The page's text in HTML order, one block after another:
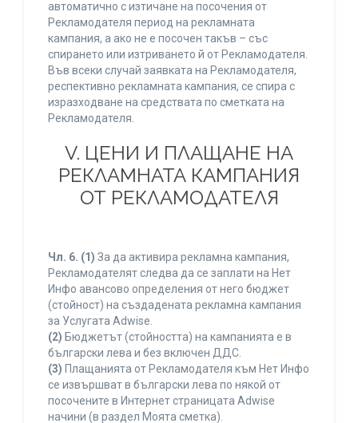
автоматично с изтичане на посочения от
Рекламодателя период на рекламната
кампания, а ако не е посочен такъв – със
спирането или изтриването й от Рекламодателя.
Във всеки случай заявката на Рекламодателя,
респективно рекламната кампания, се спира с
изразходване на средствата по сметката на
Рекламодателя.
V. ЦЕНИ И ПЛАЩАНЕ НА
РЕКЛАМНАТА КАМПАНИЯ
ОТ РЕКЛАМОДАТЕЛЯ
Чл. 6. (1) За да активира рекламна кампания,
Рекламодателят следва да се заплати на Нет
Инфо авансово определения от него бюджет
(стойност) на създадената рекламна кампания
за Услугата Adwise.
(2) Бюджетът (стойността) на кампанията е в
български лева и без включен ДДС.
(3) Плащанията от Рекламодателя към Нет Инфо
се извършват в български лева по някой от
посочените в Интернет страницата Adwise
начини (в раздел Моята сметка).